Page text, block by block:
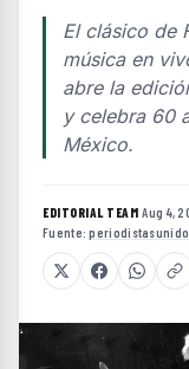
El clásico de
música en
abre la
y celebra 60
México.
EDITORIAL TEAM·Aug 4,
Fuente: